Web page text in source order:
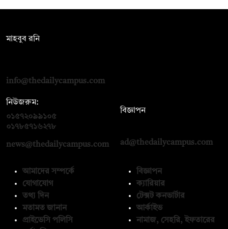
মাহবুব রনি
info@thedailycampus.com
নিউজরুম:
০১৫৭২০৯৯১০৫
০১৭৮৫৭১৬২৭৮
news@thedailycampus.com
বিজ্ঞাপন
ad@thedailycampus.com
আমাদের সম্পর্কে
যোগাযোগ
তথ্য দিন
মতামত জানান
প্রাইভেসি পলিসি
বিজ্ঞাপন
ক্যারিয়ার
টেক্সট কনভার্টার
আর্কাইভ
নামাজ, সেহরি, ইফতারের